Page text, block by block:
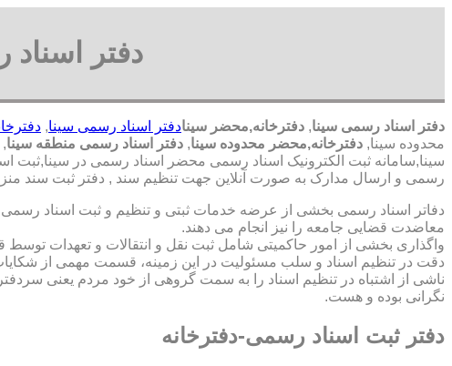
دفتر
دفتر اسناد رسمی سینا, دفترخانه,محضر سینادفتر اسناد رسمی سینا,
محدوده سینا, دفترخانه,محضر محدوده سینا, دفتر اسناد رسمی منطقه سینا
سینا,سامانه ثبت الکترونیک اسناد رسمی محضر اسناد رسمی در سینا,ثبت
رسمی و ارسال مدارک به صورت آنلاین جهت تنظیم سند , دفتر ثبت سند
دفاتر اسناد رسمی بخشی از عرضه خدمات ثبتی و تنظیم و ثبت اسناد رسمی
معاضدت قضایی جامعه را نیز انجام می دهند.
واگذاری بخشی از امور حاکمیتی شامل ثبت نقل و انتقالات و تعهدات
دقت در تنظیم اسناد و سلب مسئولیت در این زمینه، قسمت مهمی از
ناشی از اشتباه در تنظیم اسناد را به سمت گروهی از خود مردم یعنی
نگرانی بوده و هست.
دفتر ثبت اسناد رسمی-دفترخانه